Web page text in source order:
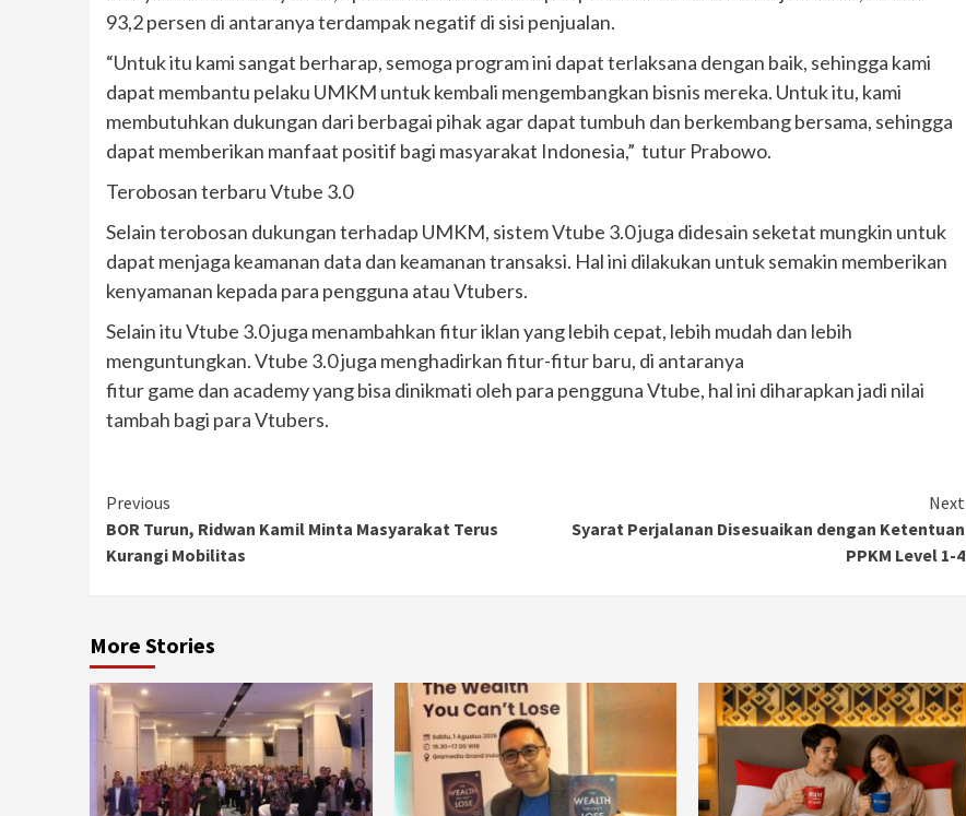
93,2 persen di antaranya terdampak negatif di sisi penjualan.
“Untuk itu kami sangat berharap, semoga program ini dapat terlaksana dengan baik, sehingga kami
dapat membantu pelaku UMKM untuk kembali mengembangkan bisnis mereka. Untuk itu, kami
membutuhkan dukungan dari berbagai pihak agar dapat tumbuh dan berkembang bersama, sehingga
dapat memberikan manfaat positif bagi masyarakat Indonesia,” tutur Prabowo.
Terobosan terbaru Vtube 3.0
Selain terobosan dukungan terhadap UMKM, sistem Vtube 3.0 juga didesain seketat mungkin untuk
dapat menjaga keamanan data dan keamanan transaksi. Hal ini dilakukan untuk semakin memberikan
kenyamanan kepada para pengguna atau Vtubers.
Selain itu Vtube 3.0 juga menambahkan fitur iklan yang lebih cepat, lebih mudah dan lebih
menguntungkan. Vtube 3.0 juga menghadirkan fitur-fitur baru, di antaranya
fitur game dan academy yang bisa dinikmati oleh para pengguna Vtube, hal ini diharapkan jadi nilai
tambah bagi para Vtubers.
Continue
Reading
Previous
BOR Turun, Ridwan Kamil Minta Masyarakat Terus
Kurangi Mobilitas
Next
Syarat Perjalanan Disesuaikan dengan Ketentuan
PPKM Level 1-4
More Stories